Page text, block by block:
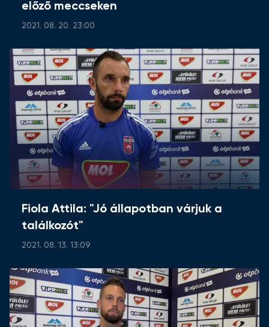
előző meccseken
2021. 08. 20. 23:00
Fiola Attila: "Jó állapotban várjuk a
találkozót"
2021. 08. 13. 13:09